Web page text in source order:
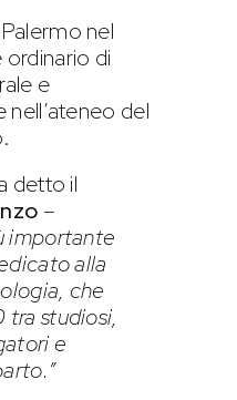
nel
di
e
del
detto il
–
importante
alla
che
studiosi,
e